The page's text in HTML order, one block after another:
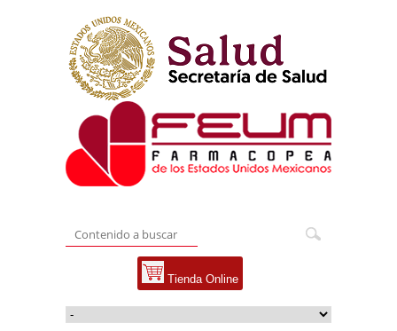
Tienda Online